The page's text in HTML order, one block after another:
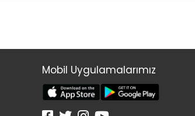
Mobil Uygulamalarımız